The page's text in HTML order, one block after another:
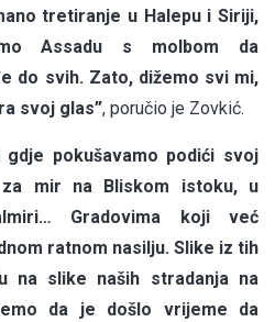
tretiranje u Halepu i Siriji,
Assadu s molbom da
do svih. Zato, dižemo svi mi,
svoj glas”, poručio je Zovkić.
pokušavamo podići svoj
mir na Bliskom istoku, u
Gradovima koji već
ratnom nasilju. Slike iz tih
na slike naših stradanja na
da je došlo vrijeme da